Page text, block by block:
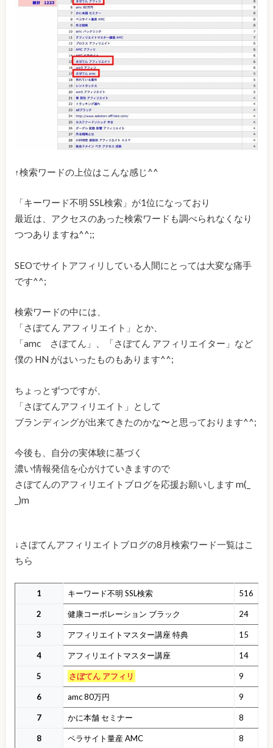
↑検索ワードの上位はこんな感じ^^
「キーワード不明 SSL検索」が1位になっており
最近は、アクセスのあった検索ワードも調べられなくなり
つつありますね^^;;
SEOでサイトアフィリしている人間にとっては大変な痛手
です^^;
検索ワードの中には、
「さぼてん アフィリエイト」とか、
「amc さぼてん」、「さぼてん アフィリエイター」など
僕の HN がはいったものもあります^^;
ちょっとずつですが、
「さぼてんアフィリエイト」として
ブランディングが出来てきたのかな〜と思っております^^;
今後も、自分の実体験に基づく
濃い情報発信を心がけていきますので
さぼてんのアフィリエイトブログを応援お願いします m(_
_)m
↓さぼてんアフィリエイトブログの8月検索ワード一覧はこ
ちら
1 キーワード不明 SSL検索 516
2 健康コーポレーション ブラック 24
3 アフィリエイトマスター講座 特典 15
4 アフィリエイトマスター講座 14
5 さぼてん アフィリ 9
6 amc 80万円 9
7 かに本舗 セミナー 8
8 ペラサイト量産 AMC 8